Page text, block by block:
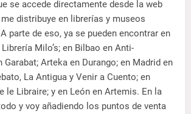
se accede directamente desde la web
distribuye en librerías y museos
parte de eso, ya se pueden encontrar en
Milo’s; en Bilbao en Anti-
Garabat; Arteka en Durango; en Madrid en
La Antigua y Venir a Cuento; en
le Libraire; y en León en Artemis. En la
y voy añadiendo los puntos de venta